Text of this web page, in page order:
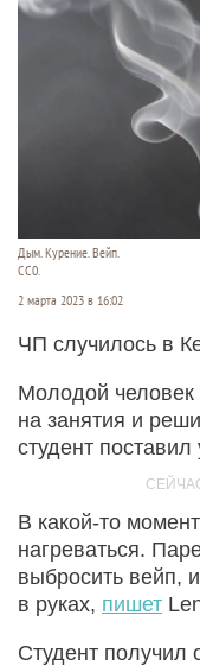
Дым. Курение. Вейп.
СС0.
2 марта 2023 в 16:02
ЧП случилось в
Молодой
на занятия и
студент поставил
В какой-то
нагреваться.
выбросить вейп,
в руках, пишет
Студент получил